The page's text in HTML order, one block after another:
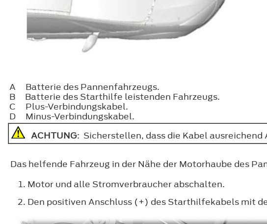
A
Batterie des Pannenfahrzeugs.
B
Batterie des Starthilfe leistenden Fahrzeugs.
C
Plus-Verbindungskabel.
D
Minus-Verbindungskabel.
ACHTUNG: Sicherstellen, dass die Kabel
Das helfende Fahrzeug in der Nähe der Motorhaube des
Motor und alle Stromverbraucher abschalten.
Den positiven Anschluss (+) des Starthilfekabels mit